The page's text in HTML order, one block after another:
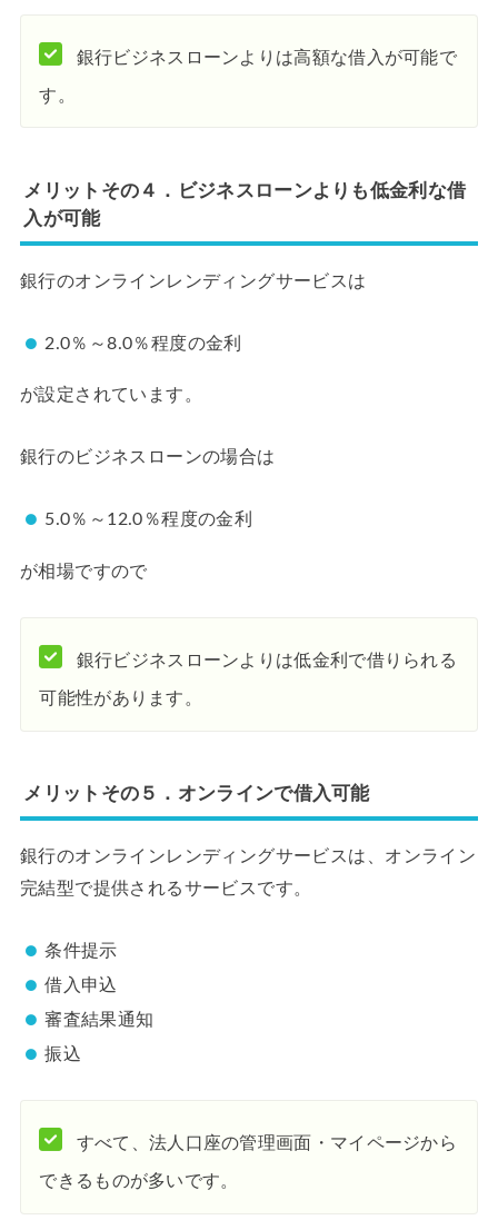
銀行ビジネスローンよりは高額な借入が可能で
す。
メリットその４．ビジネスローンよりも低金利な借
入が可能
銀行のオンラインレンディングサービスは
2.0％～8.0％程度の金利
が設定されています。
銀行のビジネスローンの場合は
5.0％～12.0％程度の金利
が相場ですので
銀行ビジネスローンよりは低金利で借りられる
可能性があります。
メリットその５．オンラインで借入可能
銀行のオンラインレンディングサービスは、オンライン
完結型で提供されるサービスです。
条件提示
借入申込
審査結果通知
振込
すべて、法人口座の管理画面・マイページから
できるものが多いです。